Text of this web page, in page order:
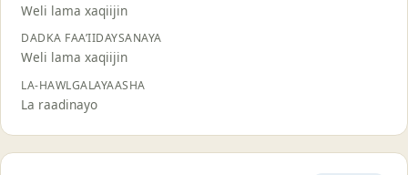
Weli lama xaqiijin
DADKA FAA’IIDAYSANAYA
Weli lama xaqiijin
LA-HAWLGALAYAASHA
La raadinayo